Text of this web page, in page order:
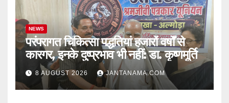
NEWS
परंपरागत चिकित्सा पद्धतियां हजारों वर्षों से
कारगर, इनके दुष्प्रभाव भी नहीं: डा. कृष्णमूर्ति
8 AUGUST 2026 JANTANAMA.COM